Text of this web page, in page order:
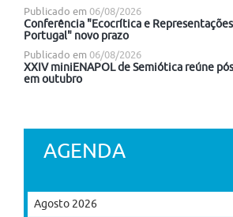
Publicado em 06/08/2026
Conferência "Ecocrítica e
Portugal" novo prazo
Publicado em 06/08/2026
XXIV miniENAPOL de Semiótica reúne
em outubro
AGENDA
Agosto 2026